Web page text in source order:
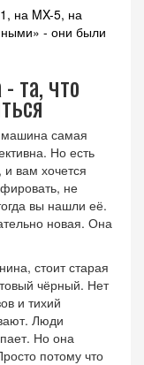
на MX-5, на
- они были
та, что
машина самая
Но есть
вам хочется
не
вы нашли её.
новая. Она
стоит старая
чёрный. Нет
и тихий
Люди
Но она
потому что